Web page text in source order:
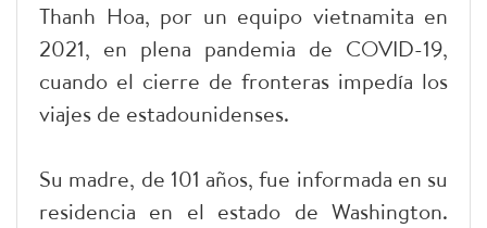
Thanh Hoa, por un equipo vietnamita en
2021, en plena pandemia de COVID-19,
cuando el cierre de fronteras impedía los
viajes de estadounidenses.
Su madre, de 101 años, fue informada en su
residencia en el estado de Washington.